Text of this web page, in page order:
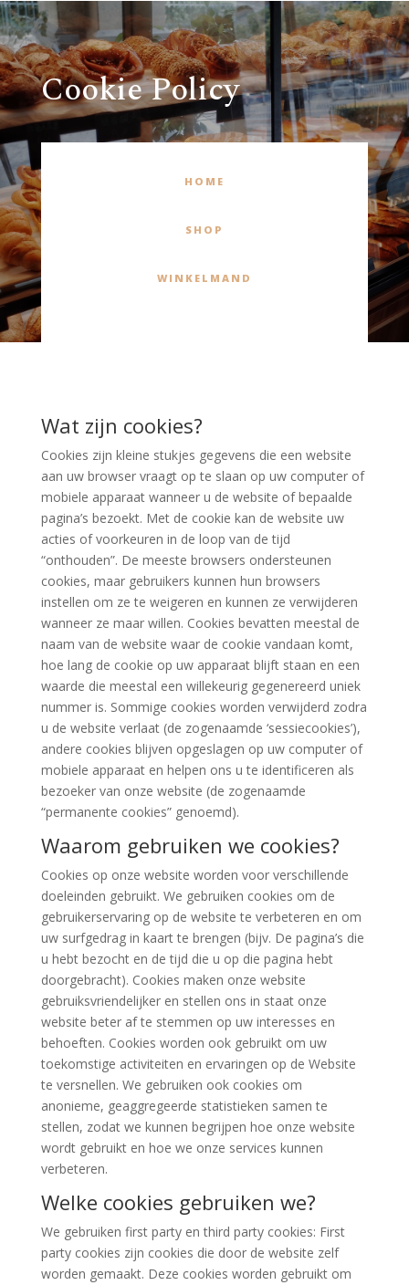
Cookie Policy
HOME
SHOP
WINKELMAND
Wat zijn cookies?
Cookies zijn kleine stukjes gegevens die een website
aan uw browser vraagt op te slaan op uw computer of
mobiele apparaat wanneer u de website of bepaalde
pagina’s bezoekt. Met de cookie kan de website uw
acties of voorkeuren in de loop van de tijd
“onthouden”. De meeste browsers ondersteunen
cookies, maar gebruikers kunnen hun browsers
instellen om ze te weigeren en kunnen ze verwijderen
wanneer ze maar willen. Cookies bevatten meestal de
naam van de website waar de cookie vandaan komt,
hoe lang de cookie op uw apparaat blijft staan en een
waarde die meestal een willekeurig gegenereerd uniek
nummer is. Sommige cookies worden verwijderd zodra
u de website verlaat (de zogenaamde ‘sessiecookies’),
andere cookies blijven opgeslagen op uw computer of
mobiele apparaat en helpen ons u te identificeren als
bezoeker van onze website (de zogenaamde
“permanente cookies” genoemd).
Waarom gebruiken we cookies?
Cookies op onze website worden voor verschillende
doeleinden gebruikt. We gebruiken cookies om de
gebruikerservaring op de website te verbeteren en om
uw surfgedrag in kaart te brengen (bijv. De pagina’s die
u hebt bezocht en de tijd die u op die pagina hebt
doorgebracht). Cookies maken onze website
gebruiksvriendelijker en stellen ons in staat onze
website beter af te stemmen op uw interesses en
behoeften. Cookies worden ook gebruikt om uw
toekomstige activiteiten en ervaringen op de Website
te versnellen. We gebruiken ook cookies om
anonieme, geaggregeerde statistieken samen te
stellen, zodat we kunnen begrijpen hoe onze website
wordt gebruikt en hoe we onze services kunnen
verbeteren.
Welke cookies gebruiken we?
We gebruiken first party en third party cookies: First
party cookies zijn cookies die door de website zelf
worden gemaakt. Deze cookies worden gebruikt om